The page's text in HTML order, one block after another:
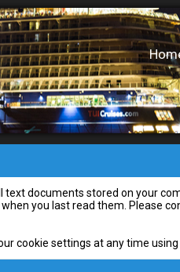
documents stored on your
you last read them. Please
cookie settings at any time